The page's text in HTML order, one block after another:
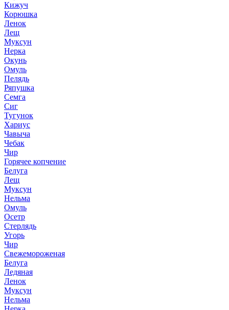
Кижуч
Корюшка
Ленок
Лещ
Муксун
Нерка
Окунь
Омуль
Пелядь
Ряпушка
Семга
Сиг
Тугунок
Хариус
Чавыча
Чебак
Чир
Горячее копчение
Белуга
Лещ
Муксун
Нельма
Омуль
Осетр
Стерлядь
Угорь
Чир
Свежемороженая
Белуга
Ледяная
Ленок
Муксун
Нельма